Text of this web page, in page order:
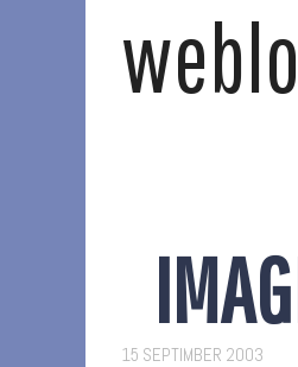
15 SEPTIMBER 2003